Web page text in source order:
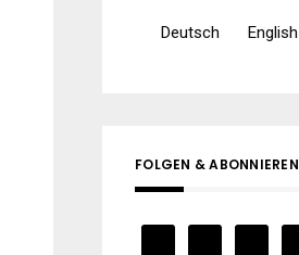
Deutsch English
FOLGEN & ABONNIEREN